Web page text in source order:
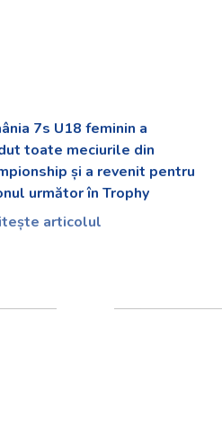
7s U18 feminin a
toate meciurile din
și a revenit pentru
următor în Trophy
articolul